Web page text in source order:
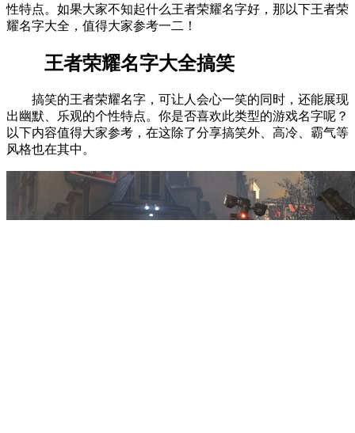
性特点。如果大家不知起什么王者荣耀名字好，那以下王者荣
耀名字大全，值得大家参考一二！
王者荣耀名字大全搞笑
搞笑的王者荣耀名字，可让人会心一笑的同时，还能展现
出幽默、乐观的个性特点。你是否喜欢此类型的游戏名字呢？
以下内容值得大家参考，在这除了分享搞笑外、高冷、霸气等
风格也在其中。